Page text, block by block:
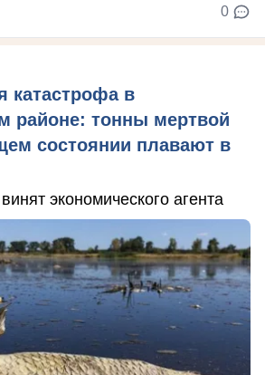
0
катастрофа в
районе: тонны мертвой
состоянии плавают в
экономического агента